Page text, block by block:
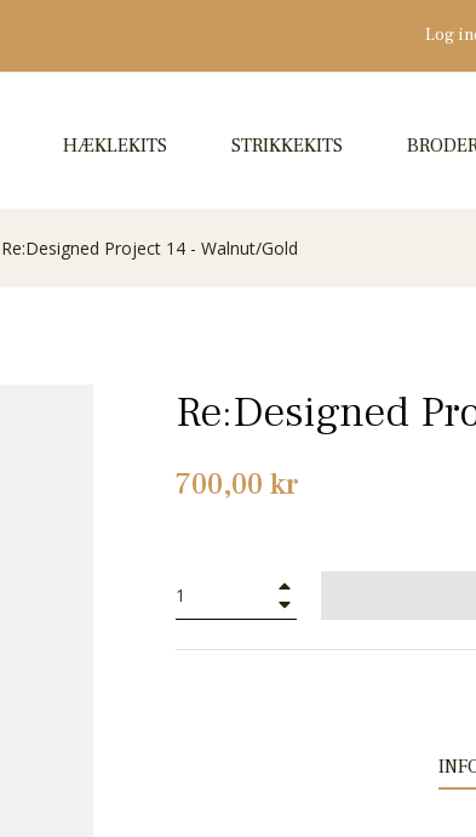
Log
HÆKLEKITS STRIKKEKITS
Re:Designed Project 14 - Walnut/Gold
Re:Designed
Normalpris
700,00 kr